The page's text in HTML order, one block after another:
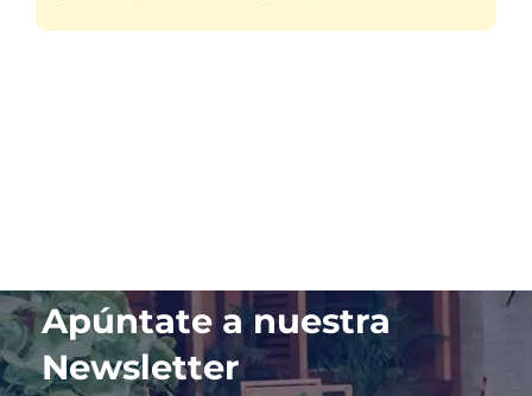
Apúntate a nuestra
Newsletter